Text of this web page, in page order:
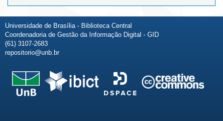
Universidade de Brasília - Biblioteca Central
Coordenadoria de Gestão da Informação Digital - GID
(61) 3107-2683
repositorio@unb.br